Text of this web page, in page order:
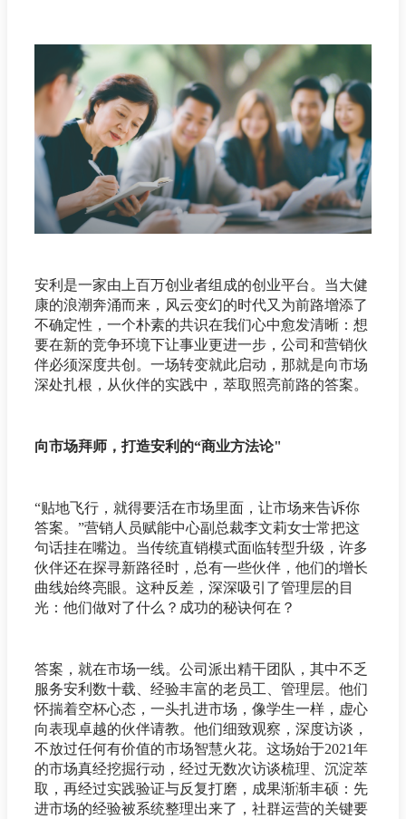
安利是一家由上百万创业者组成的创业平台。当大健
康的浪潮奔涌而来，风云变幻的时代又为前路增添了
不确定性，一个朴素的共识在我们心中愈发清晰：想
要在新的竞争环境下让事业更进一步，公司和营销伙
伴必须深度共创。一场转变就此启动，那就是向市场
深处扎根，从伙伴的实践中，萃取照亮前路的答案。
向市场拜师，打造安利的“商业方法论"
“贴地飞行，就得要活在市场里面，让市场来告诉你
答案。”营销人员赋能中心副总裁李文莉女士常把这
句话挂在嘴边。当传统直销模式面临转型升级，许多
伙伴还在探寻新路径时，总有一些伙伴，他们的增长
曲线始终亮眼。这种反差，深深吸引了管理层的目
光：他们做对了什么？成功的秘诀何在？
答案，就在市场一线。公司派出精干团队，其中不乏
服务安利数十载、经验丰富的老员工、管理层。他们
怀揣着空杯心态，一头扎进市场，像学生一样，虚心
向表现卓越的伙伴请教。他们细致观察，深度访谈，
不放过任何有价值的市场智慧火花。这场始于2021年
的市场真经挖掘行动，经过无数次访谈梳理、沉淀萃
取，再经过实践验证与反复打磨，成果渐渐丰硕：先
进市场的经验被系统整理出来了，社群运营的关键要